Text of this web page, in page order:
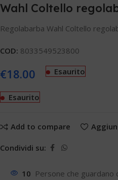
Wahl Coltello
Regolabarba Wahl Coltello
COD: 8033549523800
€18.00 Esaurito
Esaurito
Add to compare
Condividi su:
10 Persone che